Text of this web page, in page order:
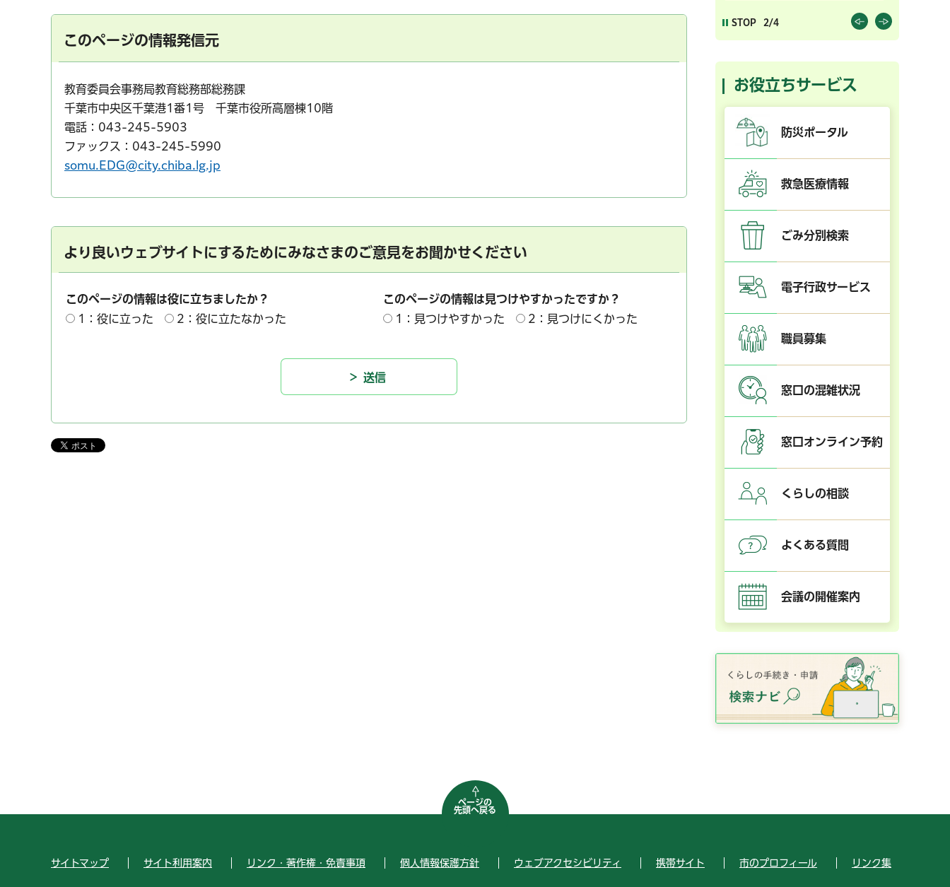
このページの情報発信元
教育委員会事務局教育総務部総務課
千葉市中央区千葉港1番1号 千葉市役所高層棟10階
電話：043-245-5903
ファックス：043-245-5990
somu.EDG@city.chiba.lg.jp
より良いウェブサイトにするためにみなさまのご意見をお聞かせください
このページの情報は役に立ちましたか？
1：役に立った
2：役に立たなかった
このページの情報は見つけやすかったですか？
1：見つけやすかった
2：見つけにくかった
STOP 2/4
お役立ちサービス
防災ポータル
救急医療情報
ごみ分別検索
電子行政サービス
職員募集
窓口の混雑状況
窓口オンライン予約
くらしの相談
よくある質問
会議の開催案内
ページの
先頭へ戻る
サイトマップ サイト利用案内 リンク・著作権・免責事項 個人情報保護方針 ウェブアクセシビリティ 携帯サイト 市のプロフィール リンク集